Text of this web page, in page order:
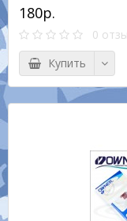
180р.
0
Купить